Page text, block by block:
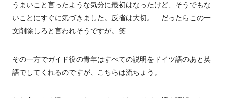
うまいこと言ったような気分に最初はなったけど、そうでもな
いことにすぐに気づきました。反省は大切。…だったらこの一
文削除しろと言われそうですが。笑
その一方でガイド役の青年はすべての説明をドイツ語のあと英
語でしてくれるのですが、こちらは流ちょう。